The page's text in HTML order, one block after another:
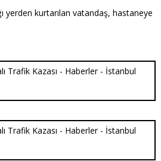
yerden kurtarılan vatandaş, hastaneye